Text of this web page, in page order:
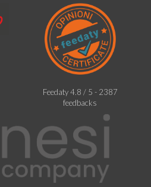
Feedaty4.8 / 5 - 2387
feedbacks